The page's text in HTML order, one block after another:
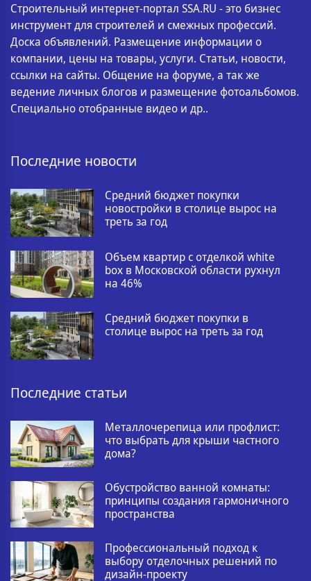
Строительный интернет-портал SSA.RU - это бизнес
инструмент для строителей и смежных профессий.
Доска объявлений. Размещение информации о
компании, цены на товары, услуги. Статьи, новости,
ссылки на сайты. Общение на форуме, а так же
ведение личных блогов и размещение фотоальбомов.
Специально отобранные видео и др..
Последние новости
Средний бюджет покупки
новостройки в столице вырос на
треть за год
Объем квартир с отделкой white
box в Московской области рухнул
на 46%
Средний бюджет покупки в
столице вырос на треть за год
Последние статьи
Металлочерепица или профлист:
что выбрать для крыши частного
дома?
Обустройство ванной комнаты:
принципы создания гармоничного
пространства
Профессиональный подход к
выбору отделочных решений по
дизайн-проекту